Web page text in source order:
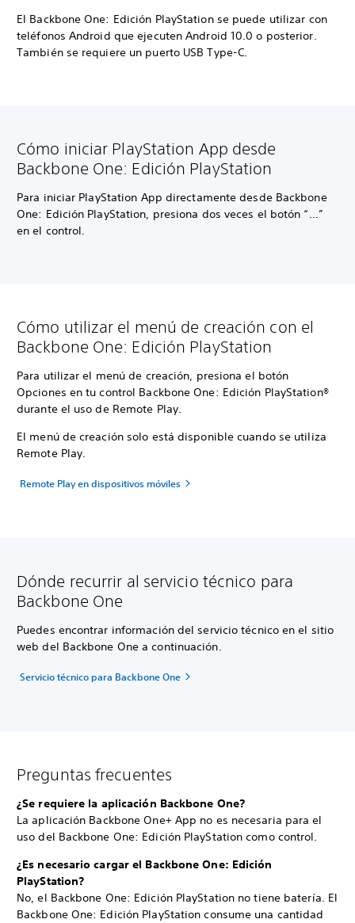
El Backbone One: Edición PlayStation se puede utilizar con
teléfonos Android que ejecuten Android 10.0 o posterior.
También se requiere un puerto USB Type-C.
Cómo iniciar PlayStation App desde
Backbone One: Edición PlayStation
Para iniciar PlayStation App directamente desde Backbone
One: Edición PlayStation, presiona dos veces el botón “…”
en el control.
Cómo utilizar el menú de creación con el
Backbone One: Edición PlayStation
Para utilizar el menú de creación, presiona el botón
Opciones en tu control Backbone One: Edición PlayStation®
durante el uso de Remote Play.
El menú de creación solo está disponible cuando se utiliza
Remote Play.
Remote Play en dispositivos móviles
Dónde recurrir al servicio técnico para
Backbone One
Puedes encontrar información del servicio técnico en el sitio
web del Backbone One a continuación.
Servicio técnico para Backbone One
Preguntas frecuentes
¿Se requiere la aplicación Backbone One?
La aplicación Backbone One+ App no es necesaria para el
uso del Backbone One: Edición PlayStation como control.
¿Es necesario cargar el Backbone One: Edición
PlayStation?
No, el Backbone One: Edición PlayStation no tiene batería. El
Backbone One: Edición PlayStation consume una cantidad